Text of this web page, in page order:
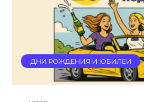
ДНИ РОЖДЕНИЯ И ЮБИЛЕИ